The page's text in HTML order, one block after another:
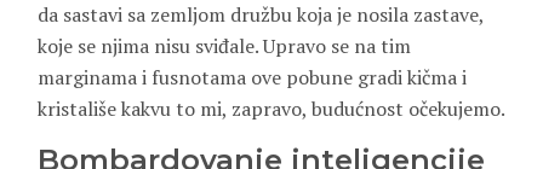
da sastavi sa zemljom družbu koja je nosila zastave,
koje se njima nisu sviđale. Upravo se na tim
marginama i fusnotama ove pobune gradi kičma i
kristališe kakvu to mi, zapravo, budućnost očekujemo.
Bombardovanje inteligencije